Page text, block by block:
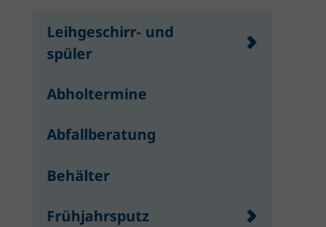
Leihgeschirr- und
spüler
Abholtermine
Abfallberatung
Behälter
Frühjahrsputz